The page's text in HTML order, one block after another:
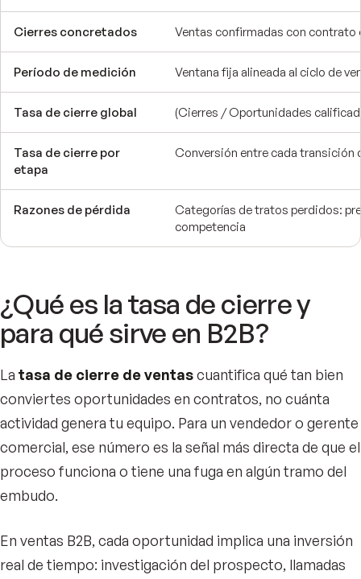
Cierres concretados Ventas confirmadas con contrato
Período de medición Ventana fija alineada al ciclo de
Tasa de cierre global (Cierres / Oportunidades
Tasa de cierre por
etapa
Conversión entre cada transición
Razones de pérdida
Categorías de tratos perdidos:
competencia
¿Qué es la tasa de cierre y
para qué sirve en B2B?
La tasa de cierre de ventascuantifica qué tan bien
conviertes oportunidades en contratos, no cuánta
actividad genera tu equipo. Para un vendedor o gerente
comercial, ese número es la señal más directa de que el
proceso funciona o tiene una fuga en algún tramo del
embudo.
En ventas B2B, cada oportunidad implica una inversión
real de tiempo: investigación del prospecto, llamadas